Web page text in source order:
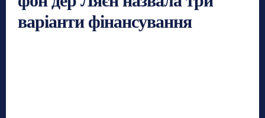
варіанти фінансування